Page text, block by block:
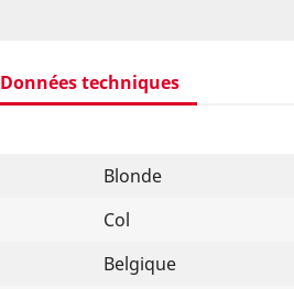
Données techniques
Blonde
Col
Belgique